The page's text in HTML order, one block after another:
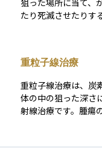
狙った場所に当て、
たり死滅させたりする治療です。 病変
目的でも用いられます。 多くの場合は通院で短時間の照
回かに分けて続け、
膚の赤みやだるさ、
す。どの方法を選ぶ
の両立を踏まえて、
重粒子線治療
重粒子線治療は、炭
体の中の狙った深さ
射線治療です。腫瘍
す。 手術が難しい場所にある腫瘍や、通常の放射線に反応しに